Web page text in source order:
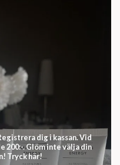
dig i kassan. Vid
200:-. Glöm inte välja din
Tryck här!